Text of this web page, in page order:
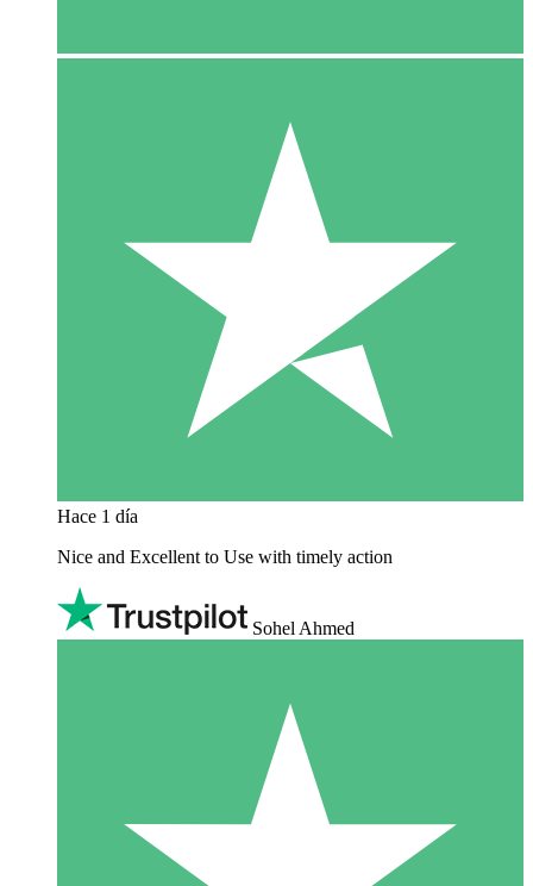
Hace 1 día
Nice and Excellent to Use with timely action
Sohel Ahmed